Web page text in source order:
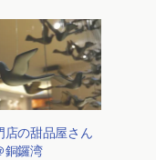
店の甜品屋さん
銅鑼湾